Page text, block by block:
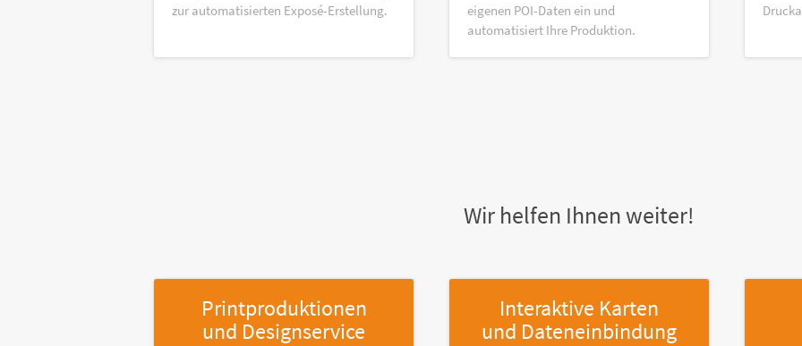
zur automatisierten Exposé-Erstellung.
eigenen POI-Daten ein und
automatisiert Ihre Produktion.
Wir helfen Ihnen weiter!
Printproduktionen
und Designservice
Interaktive Karten
und Dateneinbindung